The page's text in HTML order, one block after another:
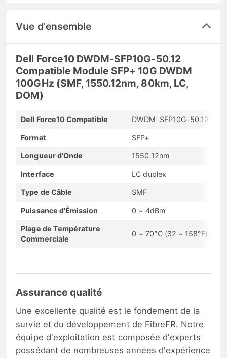
Vue d'ensemble
Dell Force10 DWDM-SFP10G-50.12
Compatible Module SFP+ 10G DWDM
100GHz (SMF, 1550.12nm, 80km, LC,
DOM)
Dell Force10 Compatible DWDM-SFP10G-50.12
Format SFP+
Longueur d'Onde 1550.12nm
Interface LC duplex
Type de Câble SMF
Puissance d'Émission 0 ~ 4dBm
Plage de Température
Commerciale
0 ~ 70°C (32 ~ 158°F)
Assurance qualité
Une excellente qualité est le fondement de la
survie et du développement de FibreFR. Notre
équipe d'exploitation est composée d'experts
possédant de nombreuses années d'expérience